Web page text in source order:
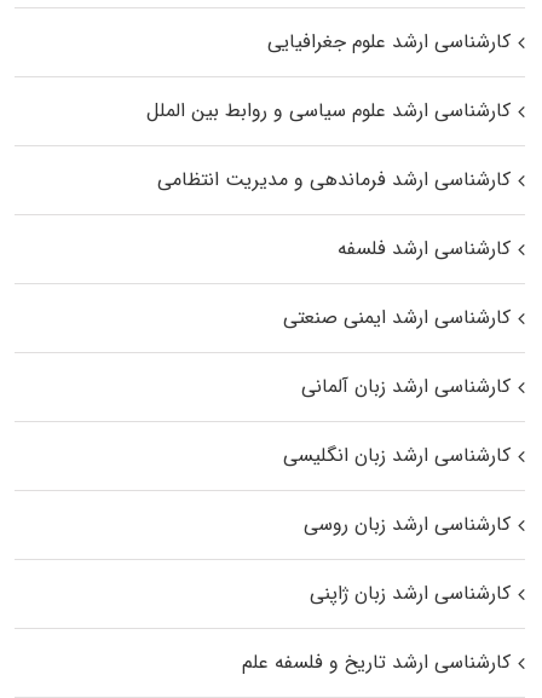
کارشناسی ارشد علوم جغرافیایی
کارشناسی ارشد علوم سیاسی و روابط بین الملل
کارشناسی ارشد فرماندهی و مدیریت انتظامی
کارشناسی ارشد فلسفه
کارشناسی ارشد ایمنی صنعتی
کارشناسی ارشد زبان آلمانی
کارشناسی ارشد زبان انگلیسی
کارشناسی ارشد زبان روسی
کارشناسی ارشد زبان ژاپنی
کارشناسی ارشد تاریخ و فلسفه علم